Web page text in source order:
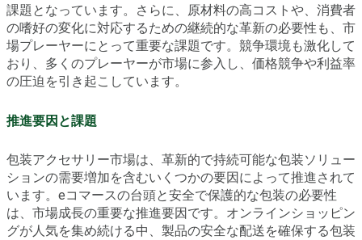
課題となっています。さらに、原材料の高コストや、消費者
の嗜好の変化に対応するための継続的な革新の必要性も、市
場プレーヤーにとって重要な課題です。競争環境も激化して
おり、多くのプレーヤーが市場に参入し、価格競争や利益率
の圧迫を引き起こしています。
推進要因と課題
包装アクセサリー市場は、革新的で持続可能な包装ソリュー
ションの需要増加を含むいくつかの要因によって推進されて
います。eコマースの台頭と安全で保護的な包装の必要性
は、市場成長の重要な推進要因です。オンラインショッピン
グが人気を集め続ける中、製品の安全な配送を確保する包装